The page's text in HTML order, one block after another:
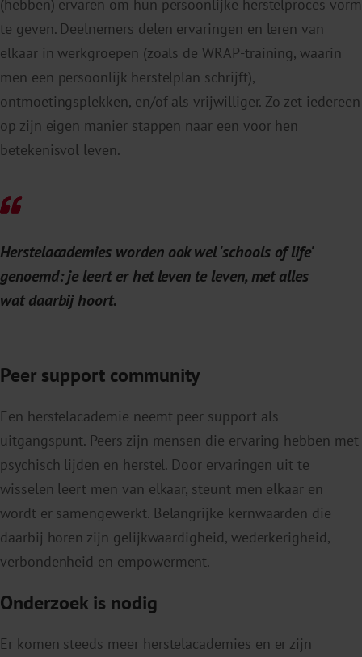
(hebben) ervaren om hun persoonlijke herstelproces vorm
te geven. Deelnemers delen ervaringen en leren van
elkaar in werkgroepen (zoals de WRAP-training, waarin
men een persoonlijk herstelplan schrijft),
ontmoetingsplekken, en/of als vrijwilliger. Zo zet iedereen
op zijn eigen manier stappen naar een voor hen
betekenisvol leven.
Herstelacademies worden ook wel 'schools of life'
genoemd: je leert er het leven te leven, met alles
wat daarbij hoort.
Peer support community
Een herstelacademie neemt peer support als
uitgangspunt. Peers zijn mensen die ervaring hebben met
psychisch lijden en herstel. Door ervaringen uit te
wisselen leert men van elkaar, steunt men elkaar en
wordt er samengewerkt. Belangrijke kernwaarden die
daarbij horen zijn gelijkwaardigheid, wederkerigheid,
verbondenheid en empowerment.
Onderzoek is nodig
Er komen steeds meer herstelacademies en er zijn